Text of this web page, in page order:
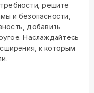
решите
и безопасности,
добавить
Наслаждайтесь
к которым